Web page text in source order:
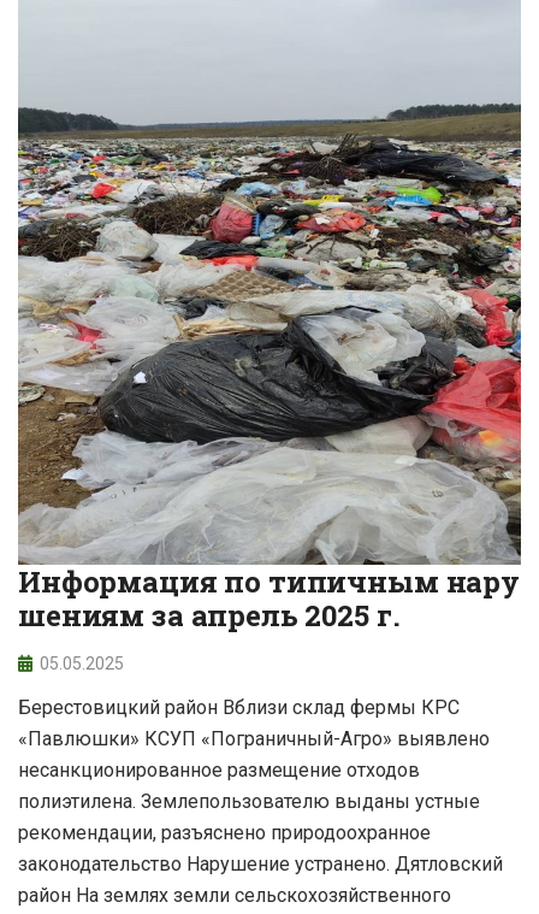
Информация по типичным нару
шениям за апрель 2025 г.
05.05.2025
Берестовицкий район Вблизи склад фермы КРС
«Павлюшки» КСУП «Пограничный-Агро» выявлено
несанкционированное размещение отходов
полиэтилена. Землепользователю выданы устные
рекомендации, разъяснено природоохранное
законодательство Нарушение устранено. Дятловский
район На землях земли сельскохозяйственного